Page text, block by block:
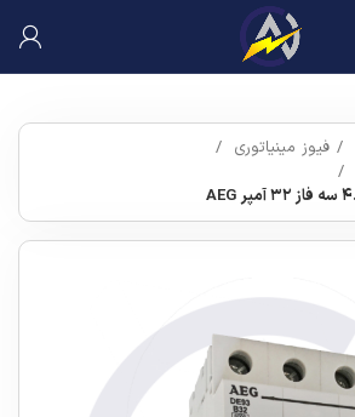
فیوز مینیاتوری